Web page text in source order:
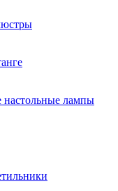
настольные лампы